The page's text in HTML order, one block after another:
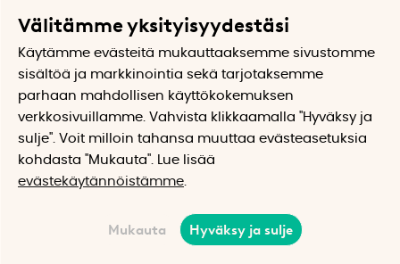
Osta Osta
Vaateteline hyllyillä,
Välitämme yksityisyydestäsi
Käytämme evästeitä mukauttaaksemme sivustomme
sisältöä ja markkinointia sekä tarjotaksemme
parhaan mahdollisen käyttökokemuksen
verkkosivuillamme. Vahvista klikkaamalla "Hyväksy ja
sulje". Voit milloin tahansa muuttaa evästeasetuksia
kohdasta "Mukauta". Lue lisää
evästekäytännöistämme
Mukauta Hyväksy ja sulje